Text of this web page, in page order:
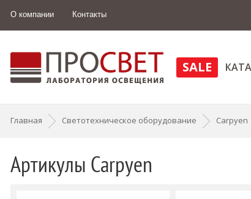
О компании Контакты
SALE
Главная Светотехническое оборудование Carpyen
Артикулы Carpyen